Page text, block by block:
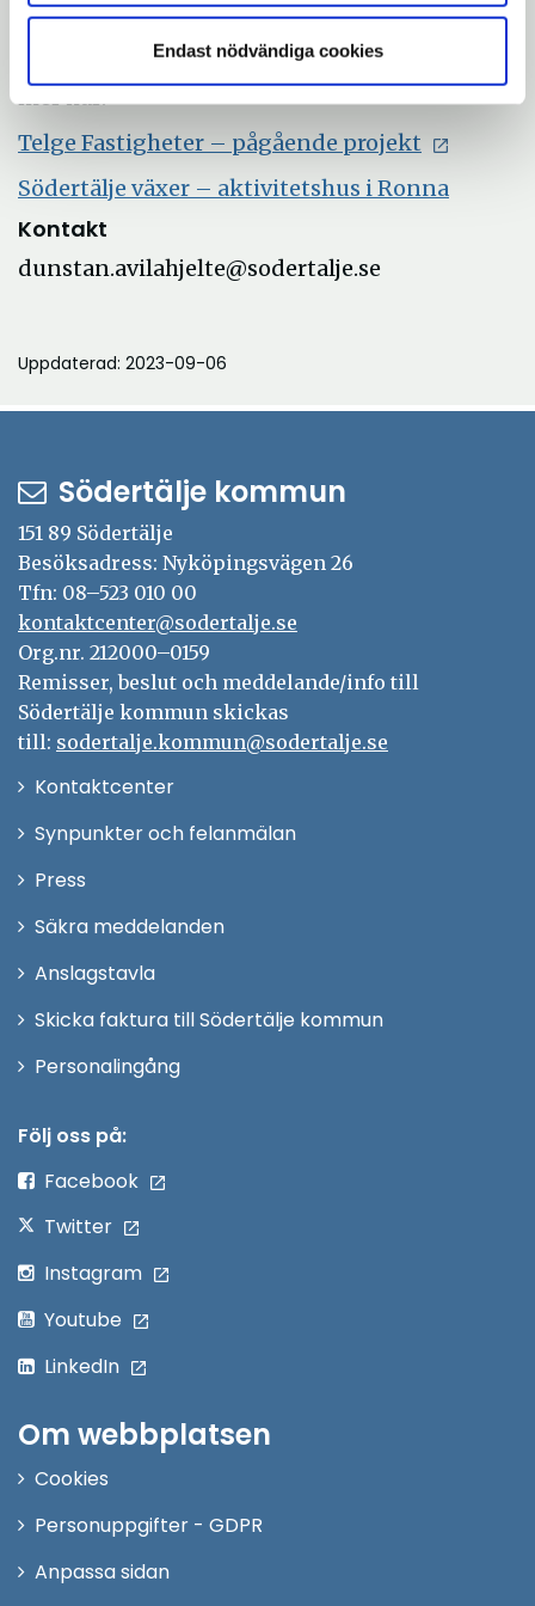
Endast nödvändiga cookies
tankarna bakom den nya mötesplatsen? Läs
mer här:
Telge Fastigheter – pågående projekt
Södertälje växer – aktivitetshus i Ronna
Kontakt
dunstan.avilahjelte@sodertalje.se
Uppdaterad: 2023-09-06
Södertälje kommun
151 89 Södertälje
Besöksadress: Nyköpingsvägen 26
Tfn: 08–523 010 00
kontaktcenter@sodertalje.se
Org.nr. 212000–0159
Remisser, beslut och meddelande/info till
Södertälje kommun skickas
till: sodertalje.kommun@sodertalje.se
KontaktcenterÖppna
Synpunkter och felanmälan
Press
fönster
Säkra meddelanden
Anslagstavla
Skicka faktura till Södertälje kommun
PersonalingångÖppna
Följ oss på:
Facebook
Twitter
Instagram
Youtube
LinkedIn
Om webbplatsen
Cookies
Personuppgifter - GDPR
Anpassa sidan